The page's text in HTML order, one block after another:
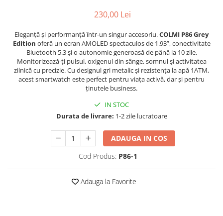
230,00 Lei
Eleganță și performanță într-un singur accesoriu.COLMI P86 Grey
Edition oferă un ecran AMOLED spectaculos de 1.93”, conectivitate
Bluetooth 5.3 și o autonomie generoasă de până la 10 zile.
Monitorizează-ți pulsul, oxigenul din sânge, somnul și activitatea
zilnică cu precizie. Cu designul gri metalic și rezistența la apă 1ATM,
acest smartwatch este perfect pentru viața activă, dar și pentru
ținutele business.
IN STOC
Durata de livrare: 1-2 zile lucratoare
ADAUGA IN COS
Cod Produs: P86-1
Adauga la Favorite